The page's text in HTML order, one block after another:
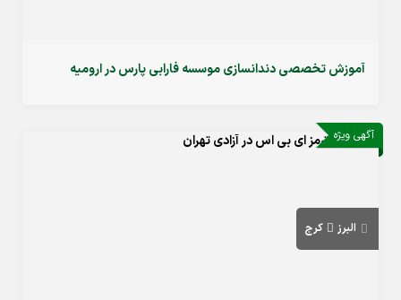
آموزش تخصصی دندانسازی موسسه فارابی پارس در ارومیه
آگهی ویژه
البرز کرج